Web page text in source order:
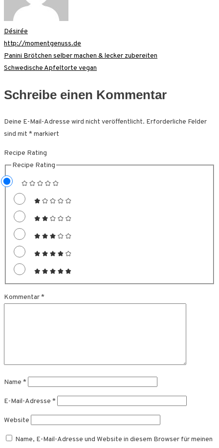
Désirée
http://momentgenuss.de
Beitragsnavigation
Panini Brötchen selber machen & lecker zubereiten
Schwedische Apfeltorte vegan
Schreibe einen Kommentar
Deine E-Mail-Adresse wird nicht veröffentlicht. Erforderliche Felder
sind mit *markiert
Recipe Rating
Recipe Rating
Kommentar*
Name *
E-Mail-Adresse *
Website
Name, E-Mail-Adresse und Website in diesem Browser für meinen